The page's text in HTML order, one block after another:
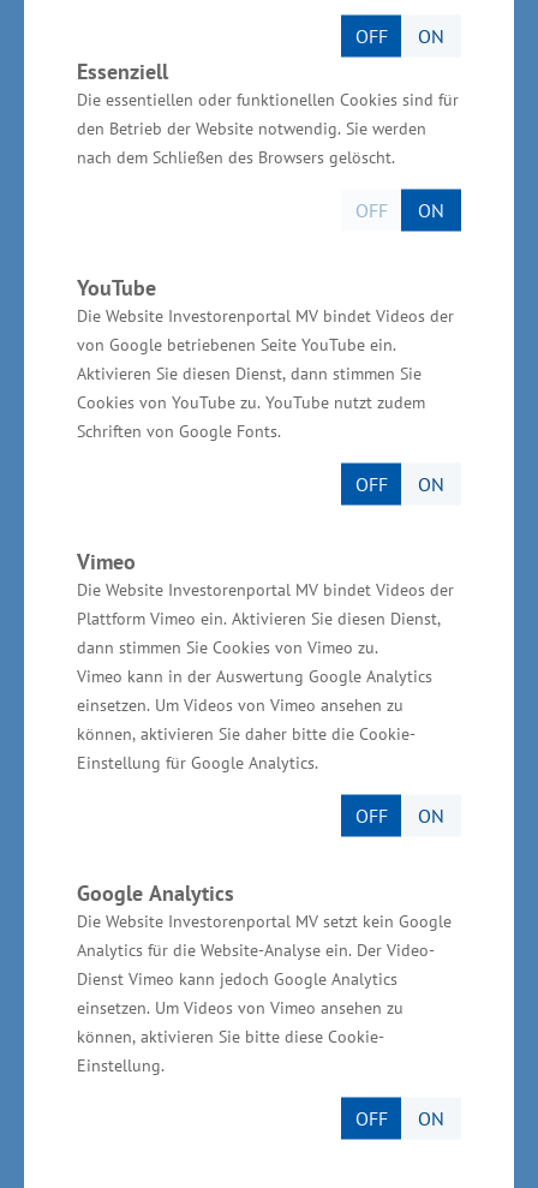
OFF ON
Essenziell
Die essentiellen oder funktionellen Cookies sind für
den Betrieb der Website notwendig. Sie werden
nach dem Schließen des Browsers gelöscht.
OFF ON
YouTube
Die Website Investorenportal MV bindet Videos der
von Google betriebenen Seite YouTube ein.
Aktivieren Sie diesen Dienst, dann stimmen Sie
Cookies von YouTube zu. YouTube nutzt zudem
Schriften von Google Fonts.
OFF ON
Vimeo
Die Website Investorenportal MV bindet Videos der
Plattform Vimeo ein. Aktivieren Sie diesen Dienst,
dann stimmen Sie Cookies von Vimeo zu.
Vimeo kann in der Auswertung Google Analytics
einsetzen. Um Videos von Vimeo ansehen zu
können, aktivieren Sie daher bitte die Cookie-
Einstellung für Google Analytics.
OFF ON
Google Analytics
Die Website Investorenportal MV setzt kein Google
Analytics für die Website-Analyse ein. Der Video-
Dienst Vimeo kann jedoch Google Analytics
einsetzen. Um Videos von Vimeo ansehen zu
können, aktivieren Sie bitte diese Cookie-
Einstellung.
OFF ON
Bioproduktion und arbeitet dabei mit
heimischen Landwirten zusammen. Das Fleisch
stammt zu einem großen Teil aus der Region“,
betonte Wirtschaftsminister Harry Glawe. Über
70 Prozent der Rohstoffe kommen nach
Angaben des Unternehmens aus Mecklenburg-
Vorpommern. Seit über 100 Jahren kommen
Fleisch und Wurst aus Ludwigslust. Zu den
Kunden zählen hauptsächlich
Lebensmitteleinzel- und Großhandel,
Warenhäuser, Discounter, Caterer und die
verarbeitende Industrie. Neben vielen
Waren auch nach Italien, Dänemark, Frankreich
sind im Unternehmen beschäftigt.
Finalisten der Kategorie
„Unternehmensentwicklung“:
Fischerei-Müritz-Plau GmbH – Waren (Müritz)
– Geschäftsführer: Jens-Peter Schaffran
Lackiercenter Schwerin GmbH – Schwerin –
Geschäftsführer: Britta Fietkau und Mario
riha WeserGold Getränke GmbH & Co. KG –
Betriebsstätte Dodow – Gesellschafter:
Richard Hartinger und Geschäftsführer: Frank
Jehring
SME Stahl- und Metallbau Ehbrecht GmbH &
Co. KG – Dömitz – Geschäftsführer: Stefan
Ehbrecht und Reiko Ehbrecht